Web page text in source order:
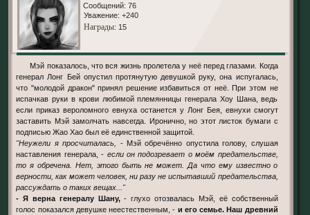
Сообщений: 76
Уважение: +240
Награды: 15
Мэй показалось, что вся жизнь пролетела у неё перед глазами. Когда
генерал Лонг Бей опустил протянутую девушкой руку, она испугалась,
что "молодой дракон" принял решение избавиться от неё. При этом не
испачкав руки в крови любимой племянницы генерала Хоу Шана, ведь
если приказ вероломного евнуха останется у Лонг Бея, евнухи смогут
заставить Мэй замолчать навсегда. Иронично, но этот листок бумаги с
подписью Жао Хао был её единственной защитой.
"Неужели я просчиталась,
- Мэй обречённо опустила голову, слушая
наставления генерала, - если он подозревает о моём предательстве,
то я обречена. Нет, этого быть не может. Да что ему известно о
верности, как может человек, ни разу не испытавший предательства,
рассуждать о таких вещах..."
- Я верна генералу Шану,- глухо отозвалась Мэй, её собственный
голос показался девушке неестественным, - и его семье. Наш древний